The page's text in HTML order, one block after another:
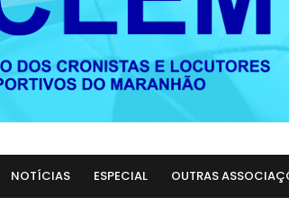
NOTÍCIAS ESPECIAL OUTRAS